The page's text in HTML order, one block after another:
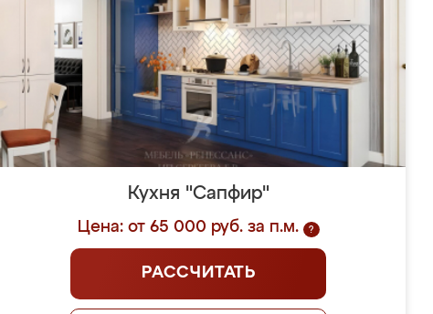
Кухня "Сапфир"
Цена: от 65 000 руб. за п.м. ?
РАССЧИТАТЬ